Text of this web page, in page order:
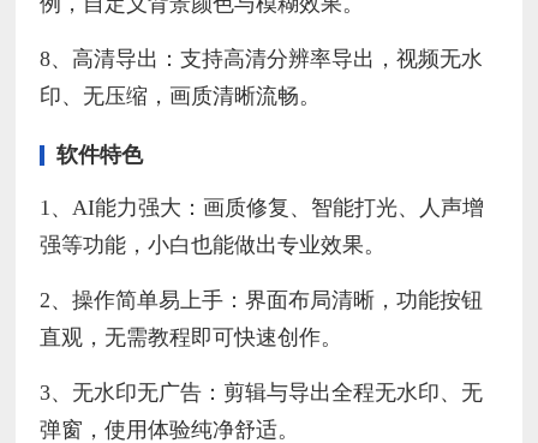
8、高清导出：支持高清分辨率导出，视频无水
印、无压缩，画质清晰流畅。
软件特色
1、AI能力强大：画质修复、智能打光、人声增
强等功能，小白也能做出专业效果。
2、操作简单易上手：界面布局清晰，功能按钮
直观，无需教程即可快速创作。
3、无水印无广告：剪辑与导出全程无水印、无
弹窗，使用体验纯净舒适。